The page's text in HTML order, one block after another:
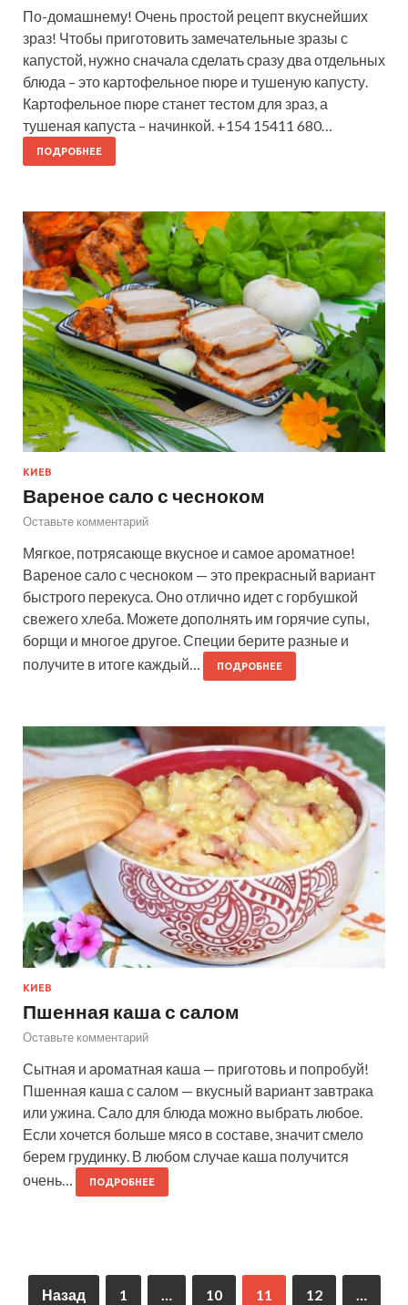
По-домашнему! Очень простой рецепт вкуснейших
зраз! Чтобы приготовить замечательные зразы с
капустой, нужно сначала сделать сразу два отдельных
блюда – это картофельное пюре и тушеную капусту.
Картофельное пюре станет тестом для зраз, а
тушеная капуста – начинкой. +154 15411 680…
ПОДРОБНЕЕ
КИЕВ
Вареное сало с чесноком
Оставьте комментарий
Мягкое, потрясающе вкусное и самое ароматное!
Вареное сало с чесноком — это прекрасный вариант
быстрого перекуса. Оно отлично идет с горбушкой
свежего хлеба. Можете дополнять им горячие супы,
борщи и многое другое. Специи берите разные и
получите в итоге каждый…
ПОДРОБНЕЕ
КИЕВ
Пшенная каша с салом
Оставьте комментарий
Сытная и ароматная каша — приготовь и попробуй!
Пшенная каша с салом — вкусный вариант завтрака
или ужина. Сало для блюда можно выбрать любое.
Если хочется больше мясо в составе, значит смело
берем грудинку. В любом случае каша получится
очень…
ПОДРОБНЕЕ
Назад 1 … 10 11 12 …